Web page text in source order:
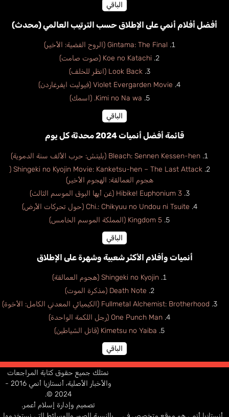
الباقي
أفضل أفلام أنمي على الإطلاق حسب الترتيب العالمي (محدث)
Gintama: The Final (الروح الفضية: الأخير)
Koe no Katachi (صوت صامت)
Look Back (انظر للخلف)
Violet Evergarden Movie (فيوليت ايفرغاردن)
Kimi no Na wa. (اسمك)
الباقي
قائمة أفضل أنميات 2024 محدثة كل يوم
Bleach: Sennen Kessen-hen (بليتش: حرب الألف سنة الدموية)
Shingeki no Kyojin Movie: Kanketsu-hen – The Last Attack (
هجوم العمالقة: الهجوم الأخير)
Hibike! Euphonium 3 (غن أيها البوق الموسم الثالث)
Chi.: Chikyuu no Undou ni Tsuite (حول تحركات الأرض)
Kingdom 5 (المملكة الموسم الخامس)
الباقي
أنميات وأفلام الأكثر شعبية وشهرة على الإطلاق
Shingeki no Kyojin (هجوم العمالقة)
Death Note (مذكرة الموت)
Fullmetal Alchemist: Brotherhood (الكيميائي المعدني الكامل: الأخوة)
One Punch Man (رجل اللكمة الواحدة)
Kimetsu no Yaiba (قاتل الشياطين)
الباقي
نمتلك جميع حقوق كتابة المراجعات
والأخبار الأصلية، أنستازيا أنمي 2016 -
2024 ©.
تصميم وإدارة إسلام أعمر.